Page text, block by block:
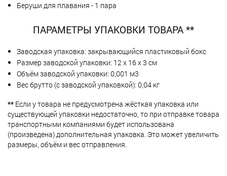
Беруши для плавания - 1 пара
ПАРАМЕТРЫ УПАКОВКИ ТОВАРА **
Заводская упаковка: закрывающийся пластиковый бокс
Размер заводской упаковки: 12 х 16 х 3 см
Объём заводской упаковки: 0,001 м3
Вес брутто (с заводской упаковкой): 0,04 кг
** Если у товара не предусмотрена жёсткая упаковка или
существующей упаковки недостаточно, то при отправке товара
транспортными компаниями будет использована
(произведена) дополнительная упаковка. Это может увеличить
размеры, объём и вес отправления.